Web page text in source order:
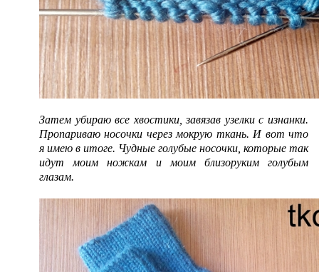
Затем убираю все хвостики, завязав узелки с изнанки.
Пропариваю носочки через мокрую ткань. И вот что
я имею в итоге. Чудные голубые носочки, которые так
идут моим ножкам и моим близоруким голубым
глазам.